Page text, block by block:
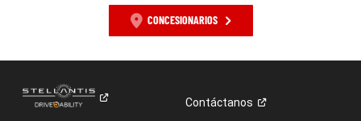
CONCESIONARIOS
Contáctanos